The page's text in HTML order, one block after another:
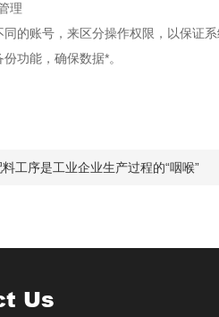
理
账号，来区分操作权限，以保证系
能，确保数据*。
料工序是工业企业生产过程的“咽喉”
Us